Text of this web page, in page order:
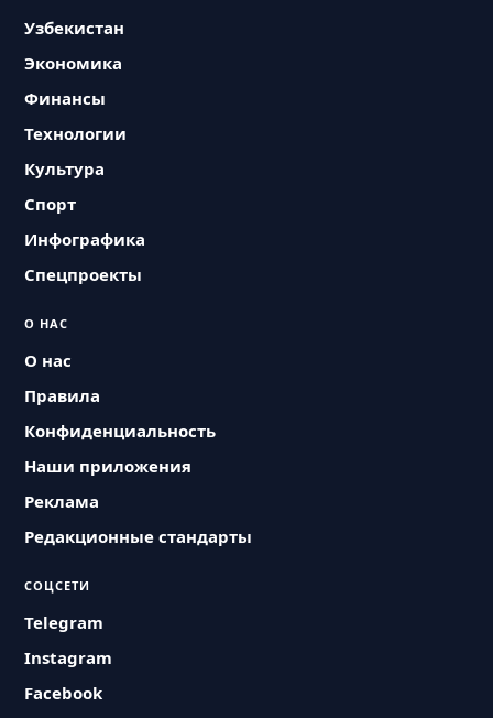
Узбекистан
Экономика
Финансы
Технологии
Культура
Спорт
Инфографика
Спецпроекты
О НАС
О нас
Правила
Конфиденциальность
Наши приложения
Реклама
Редакционные стандарты
СОЦСЕТИ
Telegram
Instagram
Facebook